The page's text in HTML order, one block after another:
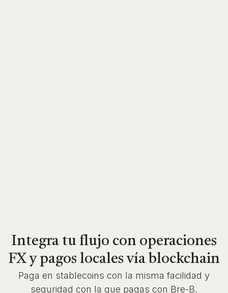
Integra tu flujo con operaciones
FX y pagos locales vía blockchain
Paga en stablecoins con la misma facilidad y
seguridad con la que pagas con Bre-B.